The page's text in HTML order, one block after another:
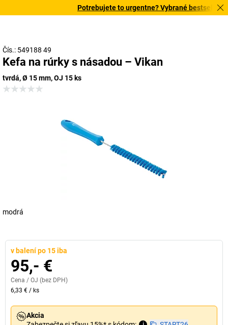
Potrebujete to urgentne? Vybrané bestsellery
Čís.: 549188 49
Kefa na rúrky s násadou – Vikan
tvrdá, Ø 15 mm, OJ 15 ks
modrá
v balení po 15 iba
95,- €
Cena / OJ (bez DPH)
6,33 € / ks
Akcia